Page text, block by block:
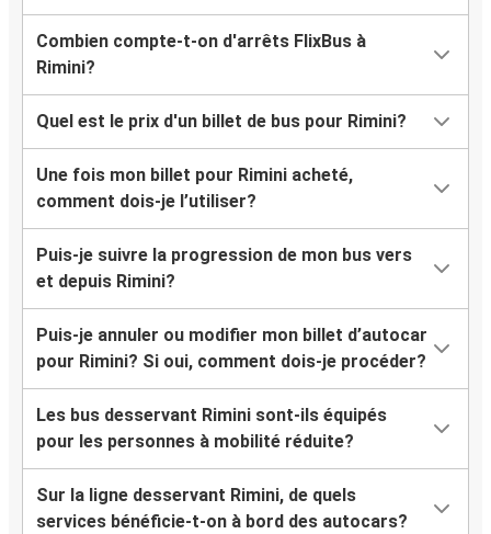
Combien compte-t-on d'arrêts FlixBus à
Rimini?
Quel est le prix d'un billet de bus pour Rimini?
Une fois mon billet pour Rimini acheté,
comment dois-je l’utiliser?
Puis-je suivre la progression de mon bus vers
et depuis Rimini?
Puis-je annuler ou modifier mon billet d’autocar
pour Rimini? Si oui, comment dois-je procéder?
Les bus desservant Rimini sont-ils équipés
pour les personnes à mobilité réduite?
Sur la ligne desservant Rimini, de quels
services bénéficie-t-on à bord des autocars?